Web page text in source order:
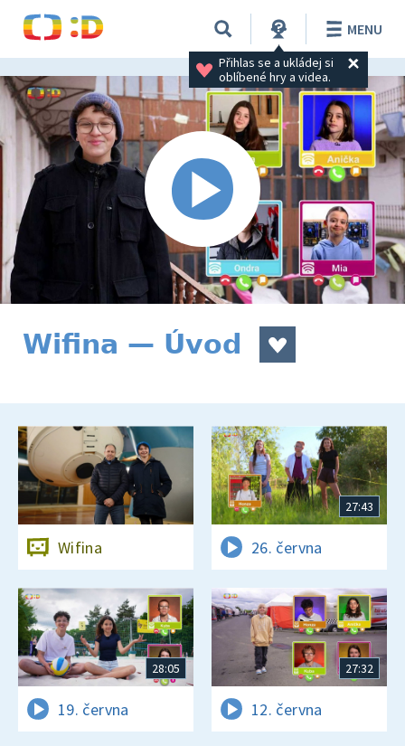
Přihlas se a ukládej si
oblíbené hry a videa.
MENU
Wifina — Úvod
Wifina
27:43
26. června
28:05
19. června
27:32
12. června